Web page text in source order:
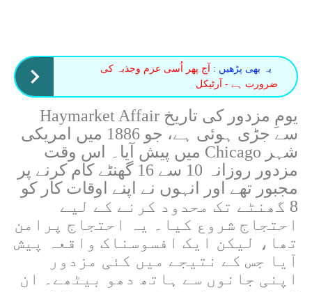
یہ بھی پڑھیں : آج پھر اُسی عزم وجذبہ کی
ضرورت ہے - آرٹیکل
یومِ مزدور کی تاریخ Haymarket Affair
سے جڑی ہوئی ہے، جو 1886 میں امریکی
شہر Chicago میں پیش آیا۔ اس وقت
مزدور روزانہ 10 سے 16 گھنٹے کام کرنے پر
مجبور تھے اور انہوں نے اپنے اوقات کار کو
8 گھنٹے تک محدود کرنے کے لیے
احتجاج شروع کیا۔ یہ احتجاج پرامن
تھا، لیکن ایک افسوسناک واقعہ پیش
آیا جس کے نتیجے میں کئی مزدور
اپنی جانوں سے ہاتھ دھو بیٹھے۔ ان